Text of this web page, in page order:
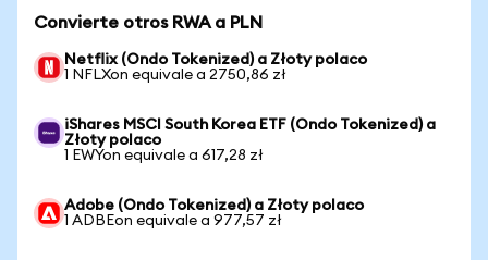
Convierte otros RWA a PLN
Netflix (Ondo Tokenized) a Złoty polaco
1 NFLXon equivale a 2750,86 zł
iShares MSCI South Korea ETF (Ondo Tokenized) a
Złoty polaco
1 EWYon equivale a 617,28 zł
Adobe (Ondo Tokenized) a Złoty polaco
1 ADBEon equivale a 977,57 zł